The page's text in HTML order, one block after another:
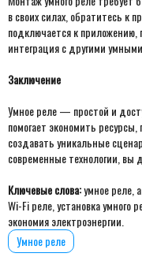
в своих силах, обратитесь к
подключается к приложению,
интеграция с другими
Заключение
Умное реле — простой и
помогает экономить
создавать уникальные
современные технологии, вы
Ключевые слова:умное реле,
Wi-Fi реле, установка умного
экономия электроэнергии.
Умное реле